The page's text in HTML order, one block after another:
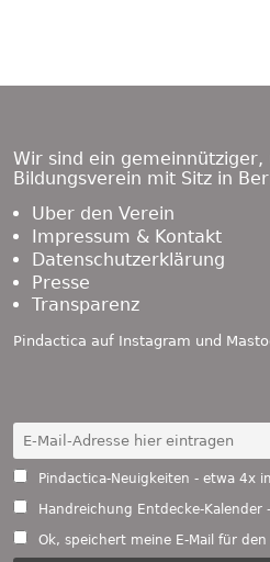
Wir sind ein gemeinnütziger,
Bildungsverein mit Sitz in
Über den Verein
Impressum & Kontakt
Datenschutzerklärung
Presse
Transparenz
Pindactica auf Instagram und
Pindactica-Neuigkeiten - etwa 4x
Handreichung Entdecke-Kalender
Ok, speichert meine E-Mail für